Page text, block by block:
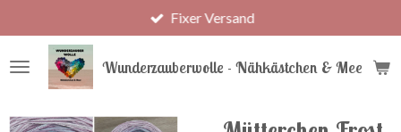
Hauptinhalt
springen
Wunderzauberwolle - Nähkästchen & Meer
Fixer Versand